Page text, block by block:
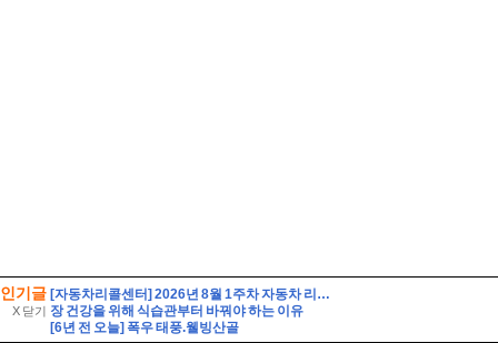
인기글
X 닫기
[자동차리콜센터] 2026년 8월 1주차 자동차 리콜 및 무상 수리 안내
장 건강을 위해 식습관부터 바꿔야 하는 이유
[6년 전 오늘] 폭우 태풍.웰빙산골